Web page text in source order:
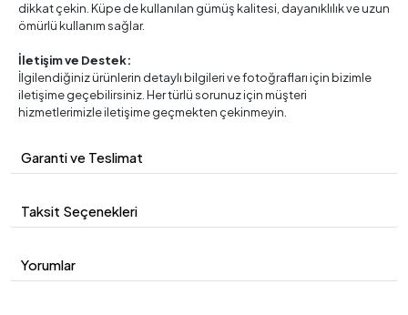
dikkat çekin. Küpe de kullanılan gümüş kalitesi, dayanıklılık ve uzun
ömürlü kullanım sağlar.
İletişim ve Destek:
İlgilendiğiniz ürünlerin detaylı bilgileri ve fotoğrafları için bizimle
iletişime geçebilirsiniz. Her türlü sorunuz için müşteri
hizmetlerimizle iletişime geçmekten çekinmeyin.
Garanti ve Teslimat
Taksit Seçenekleri
Yorumlar